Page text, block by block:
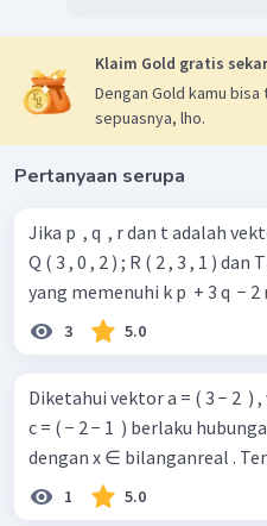
Klaim Gold gratis
Dengan Gold kamu
sepuasnya, lho.
Pertanyaan serupa
Jika p ​ , q ​ , r dan t adalah
Q ( 3 , 0 , 2 ) ; R ( 2 , 3 , 1 ) dan
yang memenuhi k p ​ + 3 q ​ − 2
3 5.0
Diketahui vektor a = ( 3 − 2 ​ )
c = ( − 2 − 1 ​ ) berlaku
dengan x ∈ bilanganreal .
1 5.0